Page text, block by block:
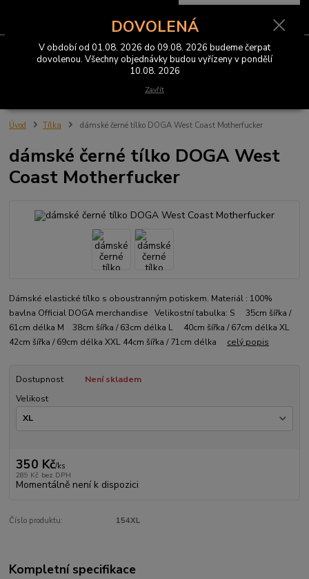
Menu
0 Kč
Úvod Tílka dámské černé tílko DOGA West Coast Motherfucker
dámské černé tílko DOGA West
Coast Motherfucker
Dámské elastické tílko s oboustranným potiskem. Materiál : 100%
bavlna Official DOGA merchandise Velikostní tabulka: S 35cm šířka /
61cm délka M 38cm šířka / 63cm délka L 40cm šířka / 67cm délka XL
42cm šířka / 69cm délka XXL 44cm šířka / 71cm délka celý popis
Dostupnost
Není skladem
Velikost
350 Kč/ks
289 Kč bez DPH
Momentálně není k dispozici
Číslo produktu: 154XL
Kompletní specifikace
DOVOLENÁ
V období od 01.08. 2026 do 09.08. 2026 budeme čerpat
dovolenou. Všechny objednávky budou vyřízeny v pondělí
10.08. 2026
Zavřít